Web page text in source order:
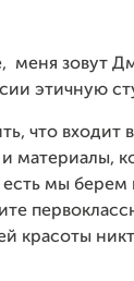
меня зовут
этичную
что входит
и материалы,
мы берем
красоты